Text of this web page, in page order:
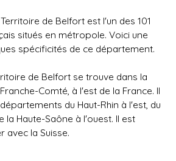
de Belfort est l'un des 101
situés en métropole. Voici une
spécificités de ce département.
de Belfort se trouve dans la
Comté, à l'est de la France. Il
du Haut-Rhin à l'est, du
la Haute-Saône à l'ouest. Il est
avec la Suisse.